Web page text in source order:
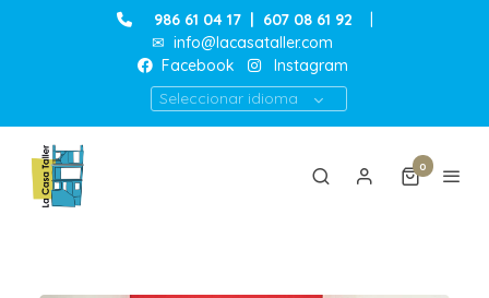
986 61 04 17 | 607 08 61 92
✉ info@lacasataller.com
Facebook
Instagram
Seleccionar idioma
0